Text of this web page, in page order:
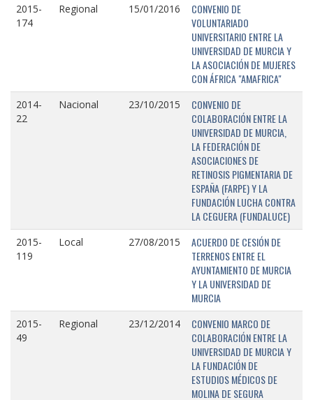
2015-
174
Regional 15/01/2016
CONVENIO DE
VOLUNTARIADO
UNIVERSITARIO ENTRE LA
UNIVERSIDAD DE MURCIA Y
LA ASOCIACIÓN DE MUJERES
CON ÁFRICA "AMAFRICA"
2014-
22
Nacional 23/10/2015
CONVENIO DE
COLABORACIÓN ENTRE LA
UNIVERSIDAD DE MURCIA,
LA FEDERACIÓN DE
ASOCIACIONES DE
RETINOSIS PIGMENTARIA DE
ESPAÑA (FARPE) Y LA
FUNDACIÓN LUCHA CONTRA
LA CEGUERA (FUNDALUCE)
2015-
119
Local 27/08/2015
ACUERDO DE CESIÓN DE
TERRENOS ENTRE EL
AYUNTAMIENTO DE MURCIA
Y LA UNIVERSIDAD DE
MURCIA
2015-
49
Regional 23/12/2014
CONVENIO MARCO DE
COLABORACIÓN ENTRE LA
UNIVERSIDAD DE MURCIA Y
LA FUNDACIÓN DE
ESTUDIOS MÉDICOS DE
MOLINA DE SEGURA